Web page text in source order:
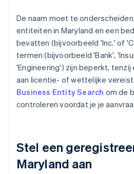
De naam moet te
entiteiten in Maryland en een
bevatten (bijvoorbeeld 'Inc.' of
termen (bijvoorbeeld 'Bank',
'Engineering') zijn beperkt,
aan licentie- of wettelijke
Business Entity Search om de
controleren voordat je je
Stel een
Maryland aan